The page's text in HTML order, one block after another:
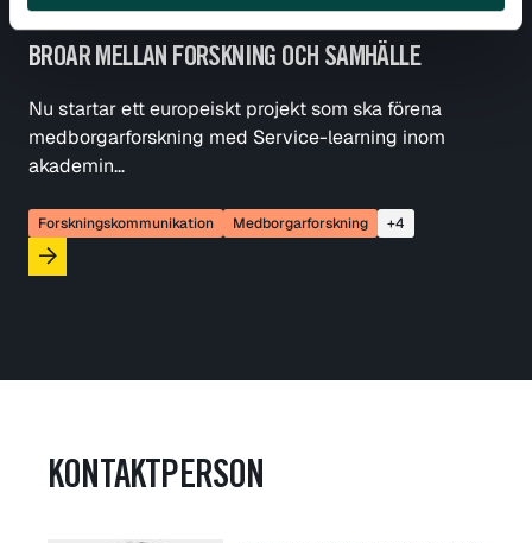
EU-PROJEKT EPICS LANSERAT FÖR ATT SKAPA
BROAR MELLAN FORSKNING OCH SAMHÄLLE
Nu startar ett europeiskt projekt som ska förena
medborgarforskning med Service-learning inom
akademin…
Forskningskommunikation Medborgarforskning +4
KONTAKTPERSON